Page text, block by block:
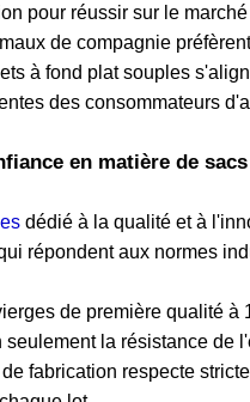
pour réussir sur le
de compagnie
à fond plat souples
des consommateurs
en matière de
dédié à la qualité et à
répondent aux normes
de première qualité à
la résistance de
fabrication respecte